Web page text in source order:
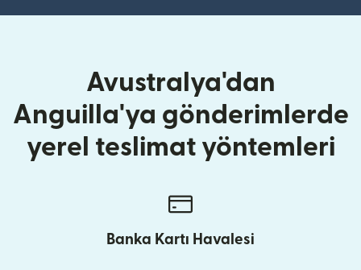
Avustralya'dan
Anguilla'ya gönderimlerde
yerel teslimat yöntemleri
Banka Kartı Havalesi